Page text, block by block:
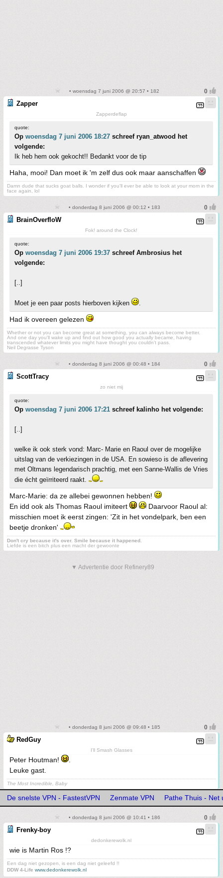
• woensdag 7 juni 2006 @ 20:57 • 182
Zapper
Zapperdeflap
quote:
Op woensdag 7 juni 2006 18:27 schreef ryan_atwood het
volgende:
Ik heb hem ook gekocht!! Bedankt voor de tip
Haha, mooi! Dan moet ik 'm zelf dus ook maar aanschaffen
Damn dude that sucks goat balls. I wonder if you'll ever be able to look at your mom in the
face again, lol
• donderdag 8 juni 2006 @ 00:12 • 183
BrainOverfloW
Fok! around the Clock!
quote:
Op woensdag 7 juni 2006 19:37 schreef Ambrosius het
volgende:
[..]
Moet je een paar posts hierboven kijken .
Had ik overeen gelezen
Whether or not you can become great at something, you can always become better.
And one day you'll wake up and find out how good you actually became, having
transcended whatever limits you might have thought you couldn't pass.
Neil Degrasse Tyson
• donderdag 8 juni 2006 @ 00:48 • 184
ScottTracy
zo niet mij
quote:
Op woensdag 7 juni 2006 17:21 schreef kalinho het volgende:
[..]
welke ik ook sterk vond: Marc- Marie en Raoul over de mogelijke
uitslag van de verkiezingen in de USA. En sowieso is de aflevering
met Oltmans legendarisch prachtig, met een Sanne-Wallis de Vries
die écht geïrriteerd raakt.
Marc-Marie: da ze allebei gewonnen hebben!
En idd ook als Thomas Raoul imiteert
Daarvoor Raoul al:
misschien moet ik eerst zingen: 'Zit in het vondelpark, ben een
beetje dronken'
Don't cry because it's over. Smile because it happened.
Liefde is een bitch plus een macht der gewoonte
▼ Advertentie door Refinery89
• donderdag 8 juni 2006 @ 09:48 • 185
RedGuy
I'll Smash Glasses
Peter Houtman!
Leuke gast.
The Most Incredible, Baby
De snelste VPN - FastestVPN Zenmate VPN Pathe Thuis - Net
• donderdag 8 juni 2006 @ 10:41 • 186
Frenky-boy
dedonkerewolk.nl
wie is Martin Ros !?
Een dag niet gezopen, is een dag niet geleefd !!
DDW 4-Life www.dedonkerewolk.nl